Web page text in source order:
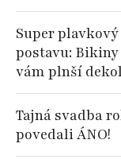
Super
postavu:
vám plnší
Tajná svadba
povedali ÁNO!